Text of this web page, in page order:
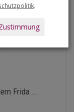
Frida ...
.